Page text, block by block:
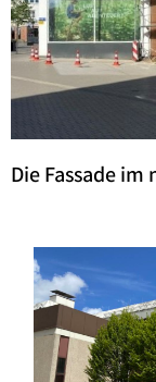
Die Fassade im